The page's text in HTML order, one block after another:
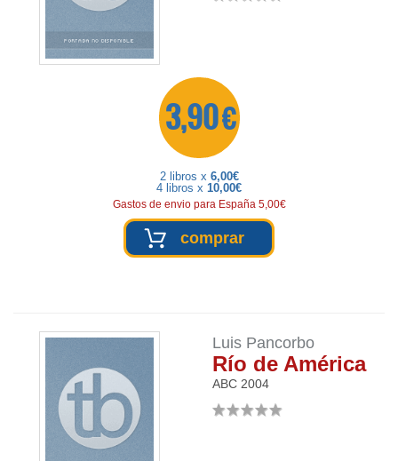
3,90 €
2 libros x 6,00€
4 libros x 10,00€
Gastos de envio para España 5,00€
comprar
Luis Pancorbo
Río de América
ABC 2004